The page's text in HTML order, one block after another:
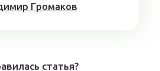
Гpoмaкoв
статья?